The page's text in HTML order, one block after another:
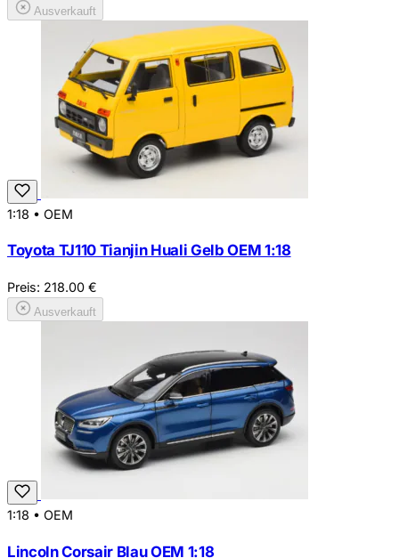
Ausverkauft
1:18 • OEM
Toyota TJ110 Tianjin Huali Gelb OEM 1:18
Preis: 218.00 €
Ausverkauft
1:18 • OEM
Lincoln Corsair Blau OEM 1:18